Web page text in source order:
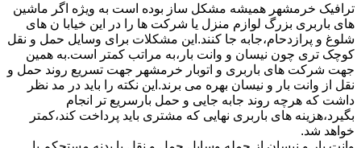
ترافیک خرمشهر همیشه مشکل ساز بوده است به ویژه اگر ماشین
های باربری بزرگ لوازم منزل یا شرکت ها را در این خیابا ن های
شلوغ و پرازدحام،جابه جا کنند.این مشکلات برای وسایل حمل و نقل
کوچک تری چون نیسان و وانت بار،به مراتب کمتر است.به همین
جهت شرکت های باربری و اتوبار خرمشهر جهت تسریع روند حمل و
نقل از وانت بار و نیسان بهره می برند.این نکته را باید در مد نظر
داشت که هرچه روند جابه جایی و حمل بارسریع تر انجام
بگیرد،هزینه های باربری نهایی که مشتری باید پرداخت کند،کمتر
خواهد شد.